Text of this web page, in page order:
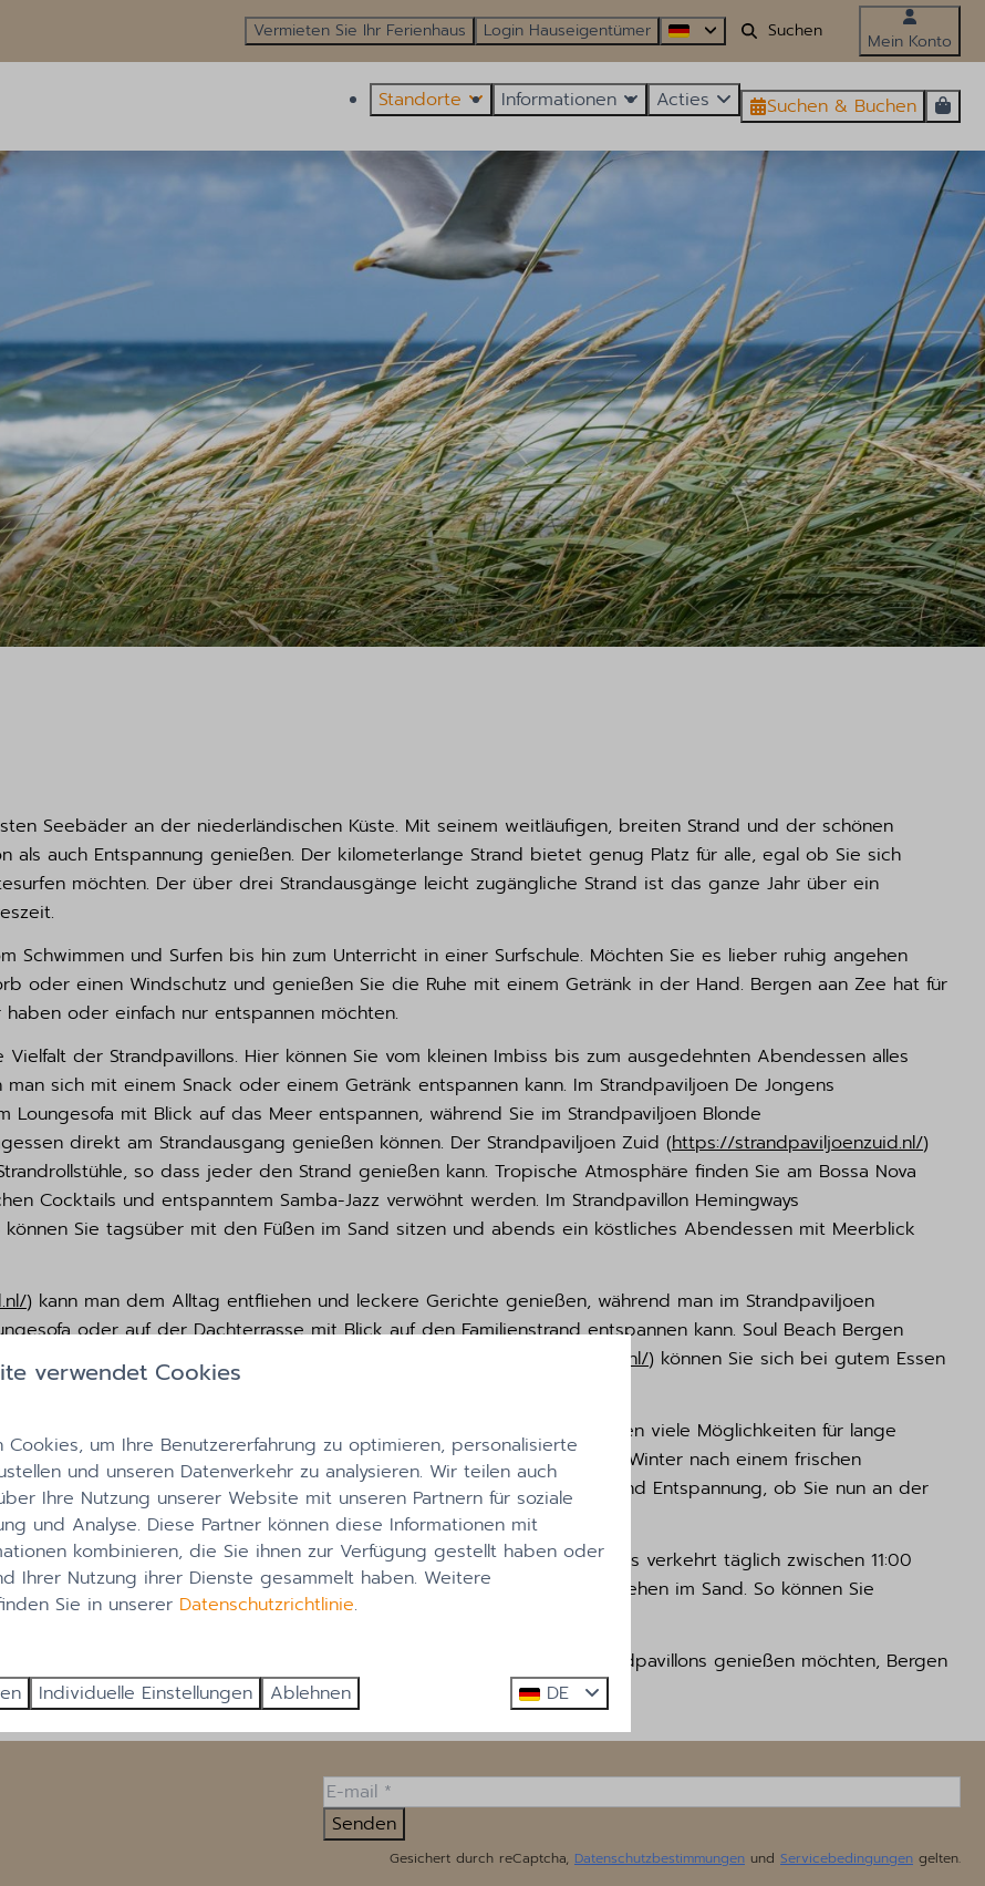
Vermieten Sie Ihr Ferienhaus Login Hauseigentümer Mein Konto
Standorte Informationen Acties Suchen & Buchen
Seebäder an der niederländischen Küste. Mit seinem weitläufigen, breiten Strand und der schönen
als auch Entspannung genießen. Der kilometerlange Strand bietet genug Platz für alle, egal ob Sie sich
möchten. Der über drei Strandausgänge leicht zugängliche Strand ist das ganze Jahr über ein
Schwimmen und Surfen bis hin zum Unterricht in einer Surfschule. Möchten Sie es lieber ruhig angehen
oder einen Windschutz und genießen Sie die Ruhe mit einem Getränk in der Hand. Bergen aan Zee hat für
oder einfach nur entspannen möchten.
der Strandpavillons. Hier können Sie vom kleinen Imbiss bis zum ausgedehnten Abendessen alles
sich mit einem Snack oder einem Getränk entspannen kann. Im Strandpaviljoen De Jongens
Loungesofa mit Blick auf das Meer entspannen, während Sie im Strandpaviljoen Blonde
direkt am Strandausgang genießen können. Der Strandpaviljoen Zuid (https://strandpaviljoenzuid.nl/)
so dass jeder den Strand genießen kann. Tropische Atmosphäre finden Sie am Bossa Nova
Cocktails und entspanntem Samba-Jazz verwöhnt werden. Im Strandpavillon Hemingways
können Sie tagsüber mit den Füßen im Sand sitzen und abends ein köstliches Abendessen mit Meerblick
) kann man dem Alltag entfliehen und leckere Gerichte genießen, während man im Strandpaviljoen
oder auf der Dachterrasse mit Blick auf den Familienstrand entspannen kann. Soul Beach Bergen
oder eine Party, und im Noorderlicht ( https://noorderlicht-bergen.nl/) können Sie sich bei gutem Essen
und die umliegenden Dünen sind das ganze Jahr über schön und bieten viele Möglichkeiten für lange
sich von der tosenden See beeindrucken lassen, während Sie sich im Winter nach einem frischen
In allen vier Jahreszeiten bietet Bergen aan Zee Ruhe, Platz und Entspannung, ob Sie nun an der
Sommertag die Sonne genießen wollen.
einfach mit dem kostenlosen Küstenbus zu erreichen sein. Dieser Bus verkehrt täglich zwischen 11:00
können alle 30 Minuten einsteigen und haben die Füße im Handumdrehen im Sand. So können Sie
zu Hause lassen.
Surfsession oder eine köstliche Mahlzeit in einem der Strandpavillons genießen möchten, Bergen
Strandtag.
Senden
Gesichert durch reCaptcha, Datenschutzbestimmungen und Servicebedingungen gelten.
verwendet Cookies
Cookies, um Ihre Benutzererfahrung zu optimieren, personalisierte
und unseren Datenverkehr zu analysieren. Wir teilen auch
Ihre Nutzung unserer Website mit unseren Partnern für soziale
und Analyse. Diese Partner können diese Informationen mit
kombinieren, die Sie ihnen zur Verfügung gestellt haben oder
Ihrer Nutzung ihrer Dienste gesammelt haben. Weitere
Sie in unserer Datenschutzrichtlinie.
Individuelle Einstellungen Ablehnen DE